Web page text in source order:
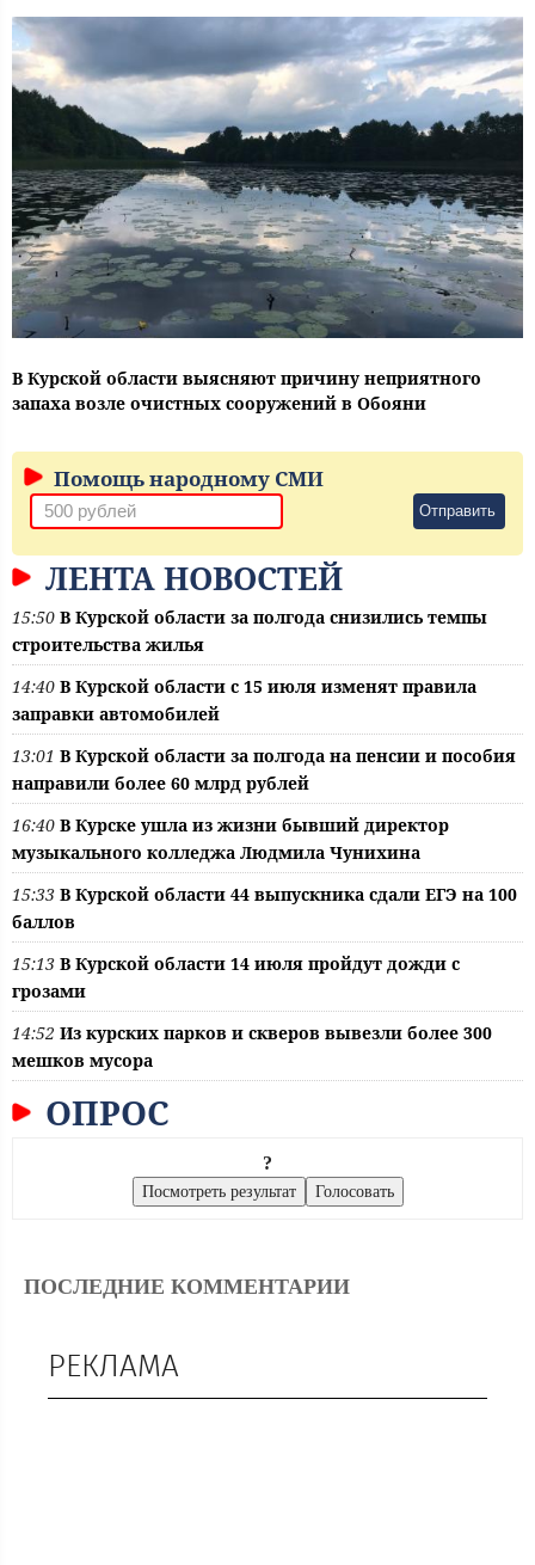
В Курской области выясняют причину неприятного
запаха возле очистных сооружений в Обояни
Помощь народному СМИ
Отправить
ЛЕНТА НОВОСТЕЙ
15:50 В Курской области за полгода снизились темпы
строительства жилья
14:40 В Курской области с 15 июля изменят правила
заправки автомобилей
13:01 В Курской области за полгода на пенсии и пособия
направили более 60 млрд рублей
16:40 В Курске ушла из жизни бывший директор
музыкального колледжа Людмила Чунихина
15:33 В Курской области 44 выпускника сдали ЕГЭ на 100
баллов
15:13 В Курской области 14 июля пройдут дожди с
грозами
14:52 Из курских парков и скверов вывезли более 300
мешков мусора
ОПРОС
?
ПОСЛЕДНИЕ КОММЕНТАРИИ
РЕКЛАМА